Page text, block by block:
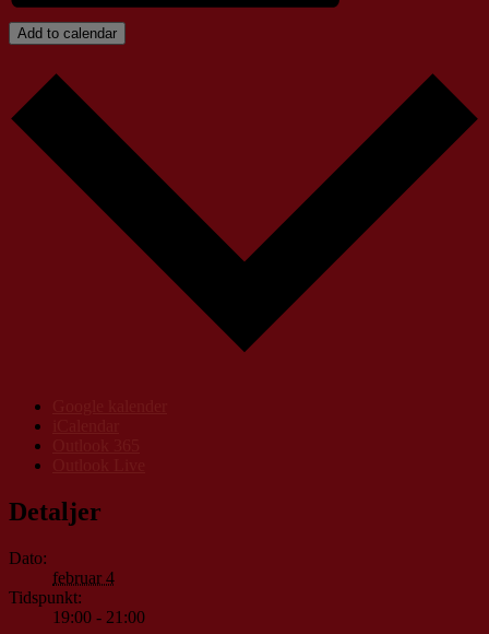
Add to calendar
Detaljer
Dato:
februar 4
Tidspunkt:
19:00 - 21:00